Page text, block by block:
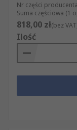
Nr części producenta
Suma częściowa (1
818,00 zł(bez
Ilość